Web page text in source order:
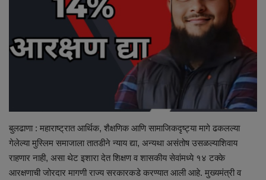
Maharashtra
Crime
National
Educational
Health
बुलढाणा : महाराष्ट्रात आर्थिक, शैक्षणिक आणि सामाजिकदृष्ट्या मागे ढकलल्या
गेलेल्या मुस्लिम समाजाला तातडीने न्याय द्या, अन्यथा असंतोष उसळल्याशिवाय
राहणार नाही, असा थेट इशारा देत शिक्षण व शासकीय सेवांमध्ये १४ टक्के
आरक्षणाची जोरदार मागणी राज्य सरकारकडे करण्यात आली आहे. मुख्यमंत्री व